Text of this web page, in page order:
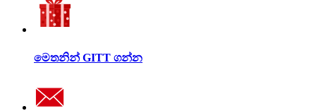
මෙතනින් GITT ගන්න